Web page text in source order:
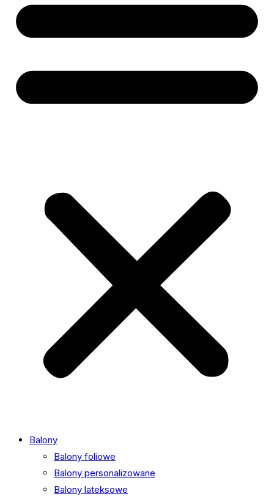
Balony
Balony foliowe
Balony personalizowane
Balony lateksowe